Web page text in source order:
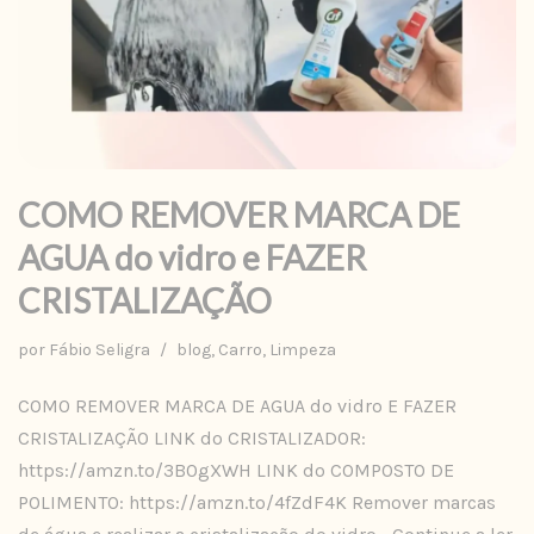
COMO REMOVER MARCA DE
AGUA do vidro e FAZER
CRISTALIZAÇÃO
por Fábio Seligra blog, Carro, Limpeza
COMO REMOVER MARCA DE AGUA do vidro E FAZER
CRISTALIZAÇÃO LINK do CRISTALIZADOR:
https://amzn.to/3B0gXWH LINK do COMPOSTO DE
POLIMENTO: https://amzn.to/4fZdF4K Remover marcas